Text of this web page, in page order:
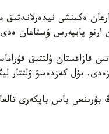
ارنو پايپەرس ۇستاعان
بۇل كەزدەسۋ ۇلتتار
بۇرىنعى باس باپكەرى